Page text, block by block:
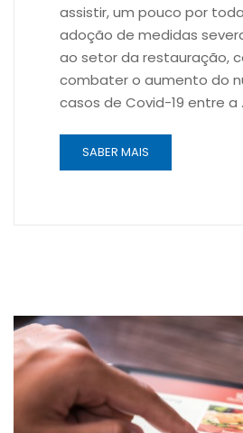
assistir, um pouco por
adoção de medidas
ao setor da restauração,
combater o aumento do
casos de Covid-19 entre a
SABER MAIS